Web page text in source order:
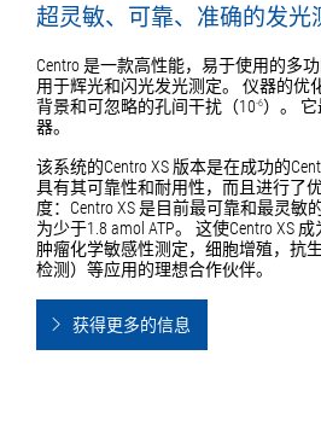
超灵敏、可靠、准确的发光
Centro 是一款高性能，易于使用的多
用于辉光和闪光发光测定。 仪器的优
背景和可忽略的孔间干扰（10-6）。
器。
该系统的Centro XS 版本是在成功的
具有其可靠性和耐用性，而且进行了
度：Centro XS 是目前最可靠和最灵敏
为少于1.8 amol ATP。 这使Centro XS
肿瘤化学敏感性测定，细胞增殖，抗
检测）等应用的理想合作伙伴。
获得更多的信息